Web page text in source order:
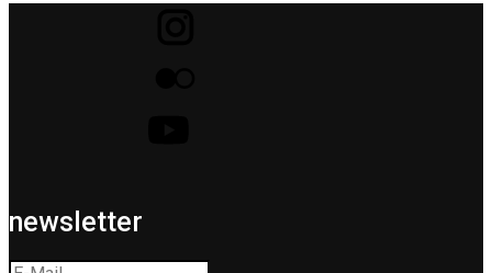
newsletter